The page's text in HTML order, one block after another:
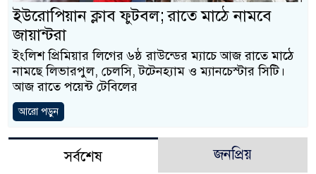
ইউরোপিয়ান ক্লাব ফুটবল; রাতে মাঠে নামবে
জায়ান্টরা
ইংলিশ প্রিমিয়ার লিগের ৬ষ্ঠ রাউন্ডের ম্যাচে আজ রাতে মাঠে
নামছে লিভারপুল, চেলসি, টটেনহ্যাম ও ম্যানচেস্টার সিটি।
আজ রাতে পয়েন্ট টেবিলের
আরো পড়ুন
সর্বশেষ জনপ্রিয়